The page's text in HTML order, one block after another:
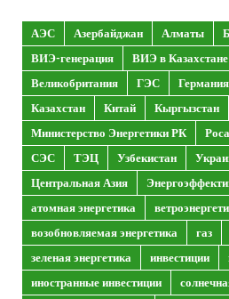
АЭС Азербайджан Алматы
ВИЭ-генерация
ВИЭ в Казахстане
Великобритания
ГЭС Германия
Казахстан
Китай
Кыргызстан
Министерство Энергетики РК
СЭС
ТЭЦ Узбекистан
Центральная Азия
атомная энергетика
возобновляемая энергетика
газ
зеленая энергетика
инвестиции
иностранные инвестиции